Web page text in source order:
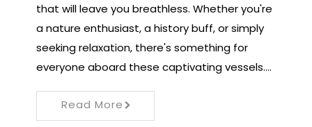
that will leave you breathless. Whether you're
a nature enthusiast, a history buff, or simply
seeking relaxation, there's something for
everyone aboard these captivating vessels.…
Read More